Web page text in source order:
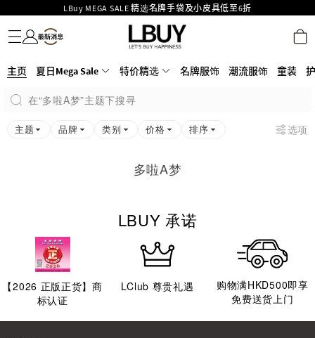
LBuy MEGA SALE 精选名牌手袋及小皮具低至6折
Goyard Hobo / Hobo Mini人气限量特别版限时原价低至75折!
LBuy呈献 - Hermès 及 Chanel 手袋及首饰低至6折，立即入手!
426号铺！
MOKO 1楼175号铺旗舰店特设名牌Hermès、CHANEL及LV专区！
购物满HKD500即享免运费！
名牌服饰
潮流服饰
童装
护肤美妆
香水香薰
个人护理
母婴护理
游戏及精品玩具
文仪用品
家居生活
电子产品
美食
医药保健
运动与户外用品
主页 夏日Mega Sale 特价精选 名牌服饰 潮流服饰 童装
在“多啦A梦”主题下搜寻
主题 品牌 类别 价格 排序 选项
多啦A梦
LBUY 承诺
【2026 正版正货】商
标认证
LClub 尊贵礼遇
购物满HKD500即享
免费送货上门